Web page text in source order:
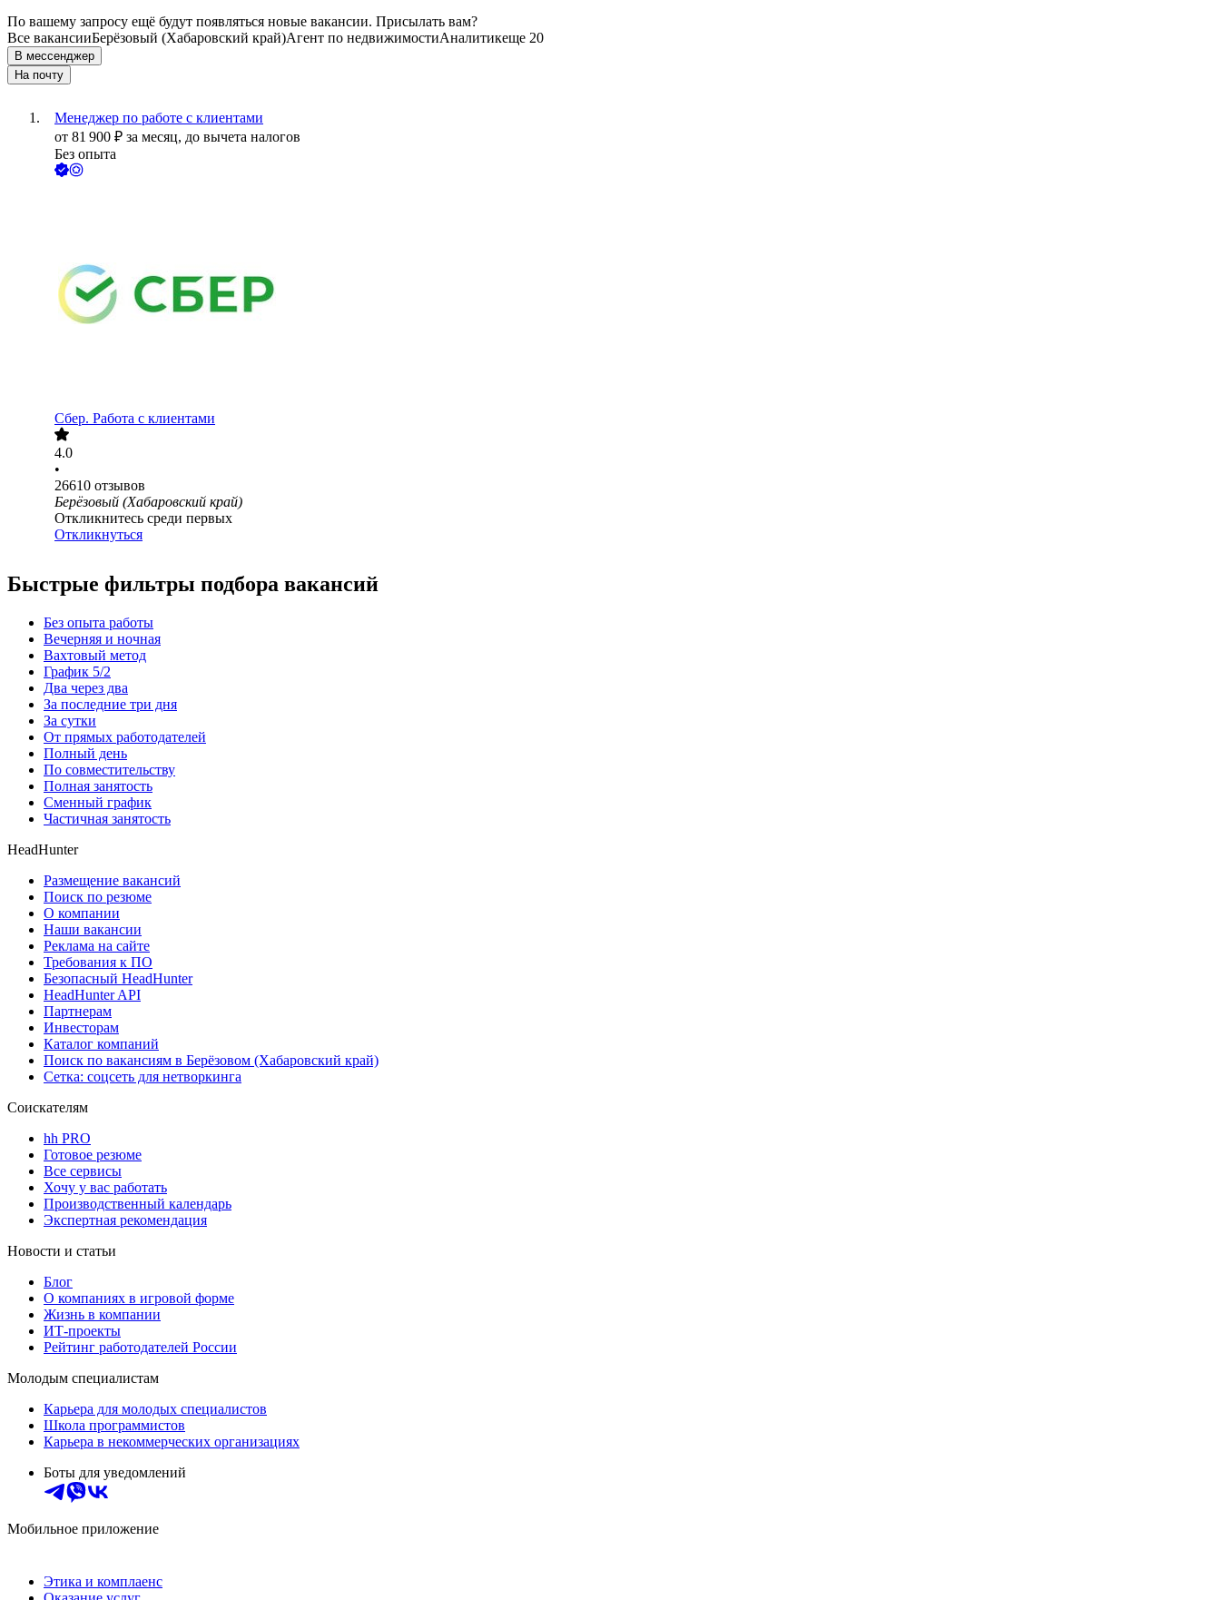
По вашему запросу ещё будут появляться новые вакансии. Присылать вам?
Все вакансииБерёзовый (Хабаровский край)Агент по недвижимостиАналитикеще 20
В мессенджер
На почту
Менеджер по работе с клиентами
от 81 900 ₽ за месяц, до вычета налогов
Без опыта
Сбер. Работа с клиентами
4.0
•
26610 отзывов
Берёзовый (Хабаровский край)
Откликнитесь среди первых
Откликнуться
Быстрые фильтры подбора вакансий
Без опыта работы
Вечерняя и ночная
Вахтовый метод
График 5/2
Два через два
За последние три дня
За сутки
От прямых работодателей
Полный день
По совместительству
Полная занятость
Сменный график
Частичная занятость
HeadHunter
Размещение вакансий
Поиск по резюме
О компании
Наши вакансии
Реклама на сайте
Требования к ПО
Безопасный HeadHunter
HeadHunter API
Партнерам
Инвесторам
Каталог компаний
Поиск по вакансиям в Берёзовом (Хабаровский край)
Сетка: соцсеть для нетворкинга
Соискателям
hh PRO
Готовое резюме
Все сервисы
Хочу у вас работать
Производственный календарь
Экспертная рекомендация
Новости и статьи
Блог
О компаниях в игровой форме
Жизнь в компании
ИТ-проекты
Рейтинг работодателей России
Молодым специалистам
Карьера для молодых специалистов
Школа программистов
Карьера в некоммерческих организациях
Боты для уведомлений
Мобильное приложение
Этика и комплаенс